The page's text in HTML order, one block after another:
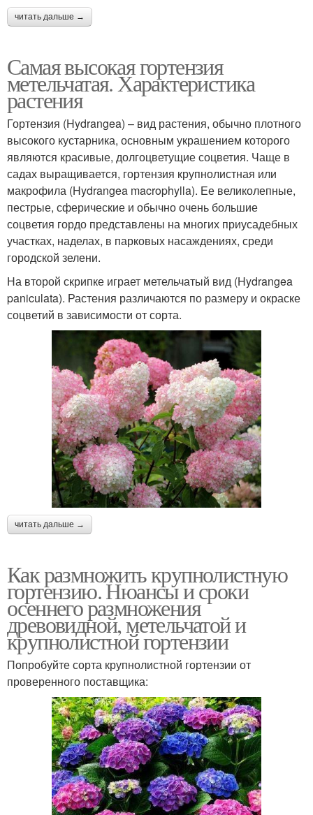
читать дальше →
Самая высокая гортензия
метельчатая. Характеристика
растения
Гортензия (Hydrangea) – вид растения, обычно плотного
высокого кустарника, основным украшением которого
являются красивые, долгоцветущие соцветия. Чаще в
садах выращивается, гортензия крупнолистная или
макрофила (Hydrangea macrophylla). Ее великолепные,
пестрые, сферические и обычно очень большие
соцветия гордо представлены на многих приусадебных
участках, наделах, в парковых насаждениях, среди
городской зелени.
На второй скрипке играет метельчатый вид (Hydrangea
paniculata). Растения различаются по размеру и окраске
соцветий в зависимости от сорта.
читать дальше →
Как размножить крупнолистную
гортензию. Нюансы и сроки
осеннего размножения
древовидной, метельчатой и
крупнолистной гортензии
Попробуйте сорта крупнолистной гортензии от
проверенного поставщика: